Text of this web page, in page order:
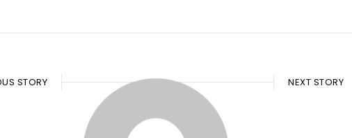
STORY NEXT STORY